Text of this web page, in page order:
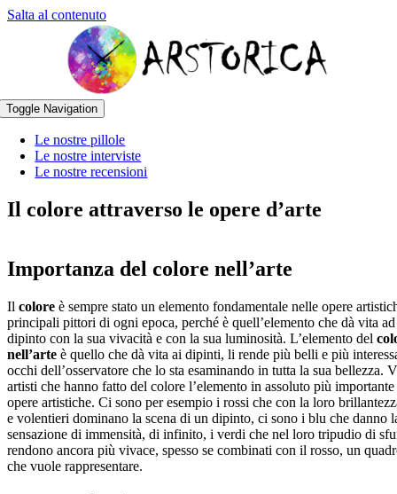
Salta al contenuto
Toggle Navigation
Le nostre pillole
Le nostre interviste
Le nostre recensioni
Il colore attraverso le opere d’arte
Importanza del colore nell’arte
Il colore è sempre stato un elemento fondamentale nelle opere
principali pittori di ogni epoca, perché è quell’elemento che dà vita
dipinto con la sua vivacità e con la sua luminosità. L’elemento del
nell’arte è quello che dà vita ai dipinti, li rende più belli e più
occhi dell’osservatore che lo sta esaminando in tutta la sua bellezza.
artisti che hanno fatto del colore l’elemento in assoluto più
opere artistiche. Ci sono per esempio i rossi che con la loro
e volentieri dominano la scena di un dipinto, ci sono i blu che danno
sensazione di immensità, di infinito, i verdi che nel loro tripudio di
rendono ancora più vivace, spesso se combinati con il rosso, un
che vuole rappresentare.